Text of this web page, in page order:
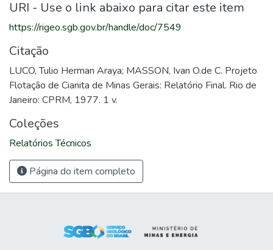
URI - Use o link abaixo para citar este item
https://rigeo.sgb.gov.br/handle/doc/7549
Citação
LUCO, Tulio Herman Araya; MASSON, Ivan O.de C. Projeto
Flotação de Cianita de Minas Gerais: Relatório Final. Rio de
Janeiro: CPRM, 1977. 1 v.
Coleções
Relatórios Técnicos
Página do item completo